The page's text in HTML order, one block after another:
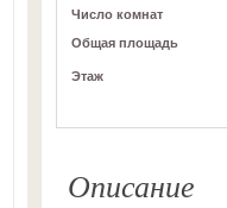
Число комнат
Общая площадь
Этаж
Описание